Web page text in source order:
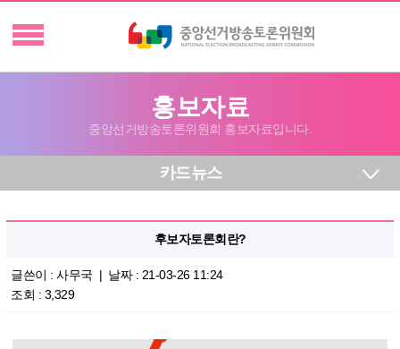
홍보자료
중앙선거방송토론위원회 홍보자료입니다.
카드뉴스
후보자토론회란?
글쓴이 : 사무국 | 날짜 : 21-03-26 11:24
조회 : 3,329